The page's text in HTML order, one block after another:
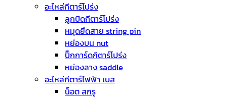
อะไหล่กีตาร์โปร่ง
ลูกบิดกีตาร์โปร่ง
หมุดยึดสาย string pin
หย่องบน nut
ปิ๊กการ์ดกีตาร์โปร่ง
หย่องลาง saddle
อะไหล่กีตาร์ไฟฟ้า เบส
น็อต สกรู